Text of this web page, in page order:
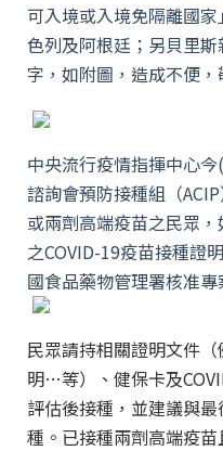
可入境或入境免隔離國
色列及阿根廷；另貝里
字，如附圖，造成不便，
中央流行疫情指揮中心
諮詢會預防接種組（
或兩劑高端疫苗之民眾
之COVID-19疫苗接種證
國食品藥物管理署核准專
民眾請持相關證明文件
明…等）、健保卡及
評估後接種，並建議與
種。已接種兩劑高端疫